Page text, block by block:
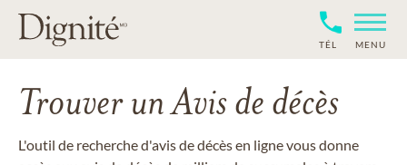
TÉL MENU
Trouver un Avis de décès
L'outil de recherche d'avis de décès en ligne vous donne